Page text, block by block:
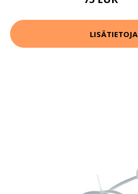
LISÄTIETOJA